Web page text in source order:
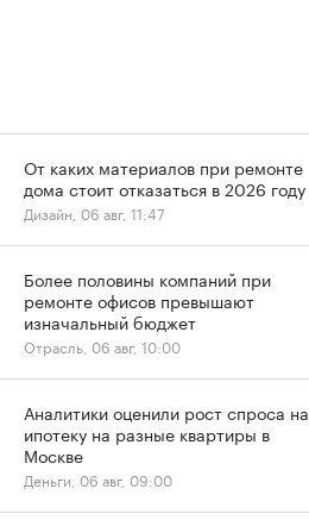
От каких материалов при ремонте
дома стоит отказаться в 2026 году
Дизайн, 06 авг, 11:47
Более половины компаний при
ремонте офисов превышают
изначальный бюджет
Отрасль, 06 авг, 10:00
Аналитики оценили рост спроса на
ипотеку на разные квартиры в
Москве
Деньги, 06 авг, 09:00